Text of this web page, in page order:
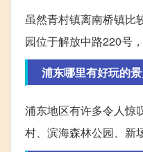
虽然青村镇离南桥镇比
园位于解放中路220号
浦东哪里有好玩的
浦东地区有许多令人惊
村、滨海森林公园、新